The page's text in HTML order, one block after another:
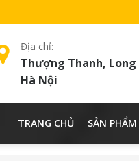
Địa chỉ:
Thượng Thanh, Long
Hà Nội
TRANG CHỦ SẢN PHẨM